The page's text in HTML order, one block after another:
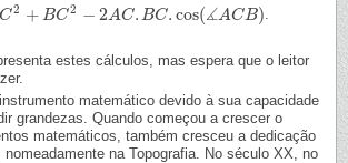
C2 + BC2 − 2AC. BC. cos(∡ACB)
BC 2−2AC.B C. cos(∡ACB) .
estes cálculos, mas espera que o leitor
matemático devido à sua capacidade
grandezas. Quando começou a crescer o
matemáticos, também cresceu a dedicação
na Topografia. No século XX, no